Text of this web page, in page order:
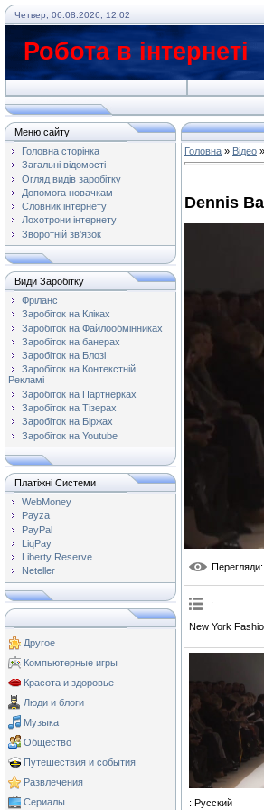
Четвер, 06.08.2026, 12:02
Робота в інтернеті
Меню сайту
Головна сторінка
Загальні відомості
Огляд видів заробітку
Допомога новачкам
Словник інтернету
Лохотрони інтернету
Зворотній зв'язок
Види Заробітку
Фріланс
Заробіток на Кліках
Заробіток на Файлообмінниках
Заробіток на банерах
Заробіток на Блозі
Заробіток на Контекстній
Рекламі
Заробіток на Партнерках
Заробіток на Тізерах
Заробіток на Біржах
Заробіток на Youtube
Платіжні Системи
WebMoney
Payza
PayPal
LiqPay
Liberty Reserve
Neteller
Другое
Компьютерные игры
Красота и здоровье
Люди и блоги
Музыка
Общество
Путешествия и события
Развлечения
Сериалы
Головна » Відео »
Dennis
Перегляди
:
New York
: Русский